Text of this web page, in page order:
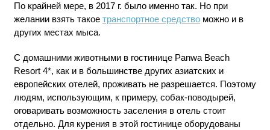
По крайней мере, в 2017 г. было именно так. Но при
желании взять такое транспортное средствоможно и в
других местах мыса.
С домашними животными в гостинице Panwa Beach
Resort 4*, как и в большинстве других азиатских и
европейских отелей, проживать не разрешается. Поэтому
людям, использующим, к примеру, собак-поводырей,
оговаривать возможность заселения в отель стоит
отдельно. Для курения в этой гостинице оборудованы